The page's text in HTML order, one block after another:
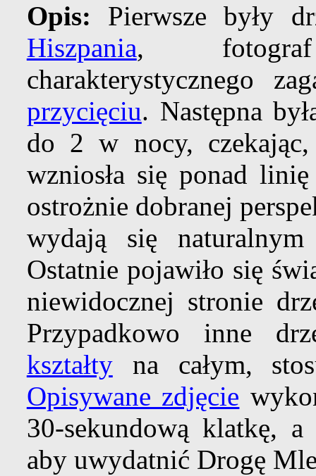
Opis: Pierwsze były
Hiszpania, fotograf
charakterystycznego
przycięciu. Następna
do 2 w nocy,
wzniosła się ponad
ostrożnie dobranej
wydają się naturalnym
Ostatnie pojawiło się
niewidocznej stronie
Przypadkowo inne
kształtyna całym,
Opisywane zdjęcie
30-sekundową klatkę,
aby uwydatnić Drogę